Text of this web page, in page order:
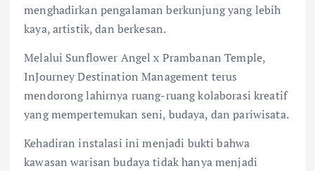
menghadirkan pengalaman berkunjung yang lebih
kaya, artistik, dan berkesan.
Melalui Sunflower Angel x Prambanan Temple,
InJourney Destination Management terus
mendorong lahirnya ruang-ruang kolaborasi kreatif
yang mempertemukan seni, budaya, dan pariwisata.
Kehadiran instalasi ini menjadi bukti bahwa
kawasan warisan budaya tidak hanya menjadi